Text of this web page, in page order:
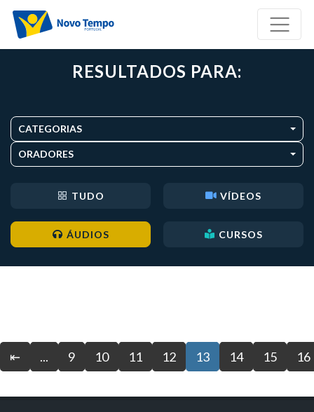
RESULTADOS PARA:
CATEGORIAS
ORADORES
TUDO VÍDEOS
ÁUDIOS CURSOS
⇤ ... 9 10 11 12 13 14 15 16